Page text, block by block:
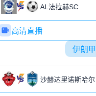
AL法拉赫SC
高清直播
伊朗甲
沙赫达里诺斯哈尔